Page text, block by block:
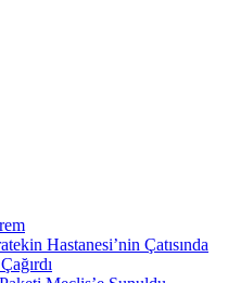
Hastanesi’nin Çatısında